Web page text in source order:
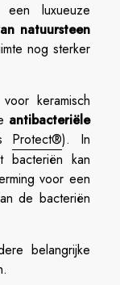
luxueuze
natuursteen
nog sterker
keramisch
antibacteriële
Protect®). In
bacteriën kan
voor een
de bacteriën
belangrijke